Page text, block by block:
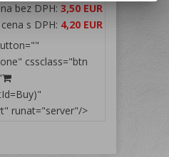
bez DPH: 3,50 EUR
s DPH: 4,20 EUR
cssclass="btn
runat="server"/>